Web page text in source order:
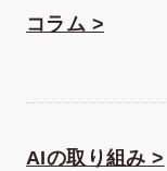
コラム >
AIの取り組み >